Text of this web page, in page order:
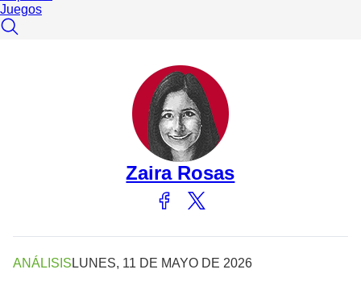
Juegos
Zaira Rosas
ANÁLISIS LUNES, 11 DE MAYO DE 2026